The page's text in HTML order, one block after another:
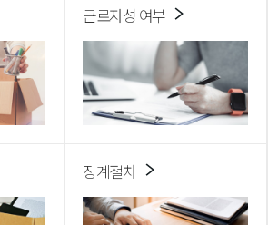
근로자성 여부
징계절차